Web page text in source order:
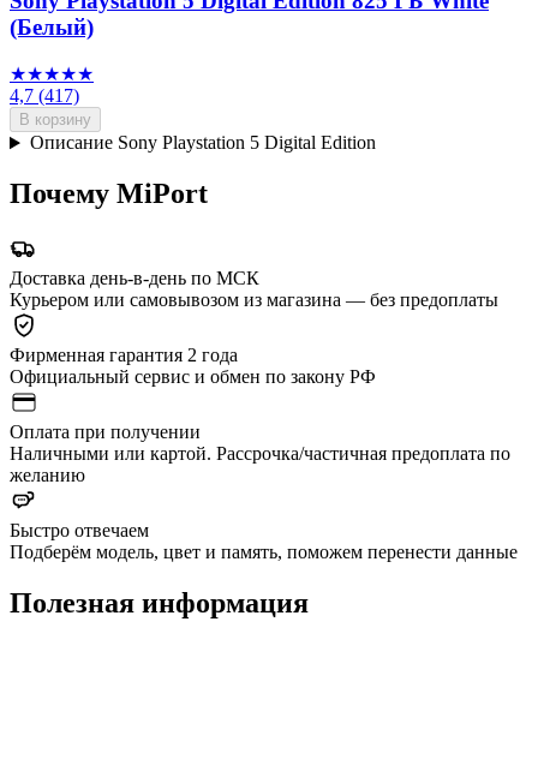
(Белый)
★★★★★
4,7 (417)
В корзину
Описание Sony Playstation 5 Digital Edition
Почему MiPort
Доставка день-в-день по МСК
Курьером или самовывозом из магазина — без предоплаты
Фирменная гарантия 2 года
Официальный сервис и обмен по закону РФ
Оплата при получении
Наличными или картой. Рассрочка/частичная предоплата по
желанию
Быстро отвечаем
Подберём модель, цвет и память, поможем перенести данные
Полезная информация